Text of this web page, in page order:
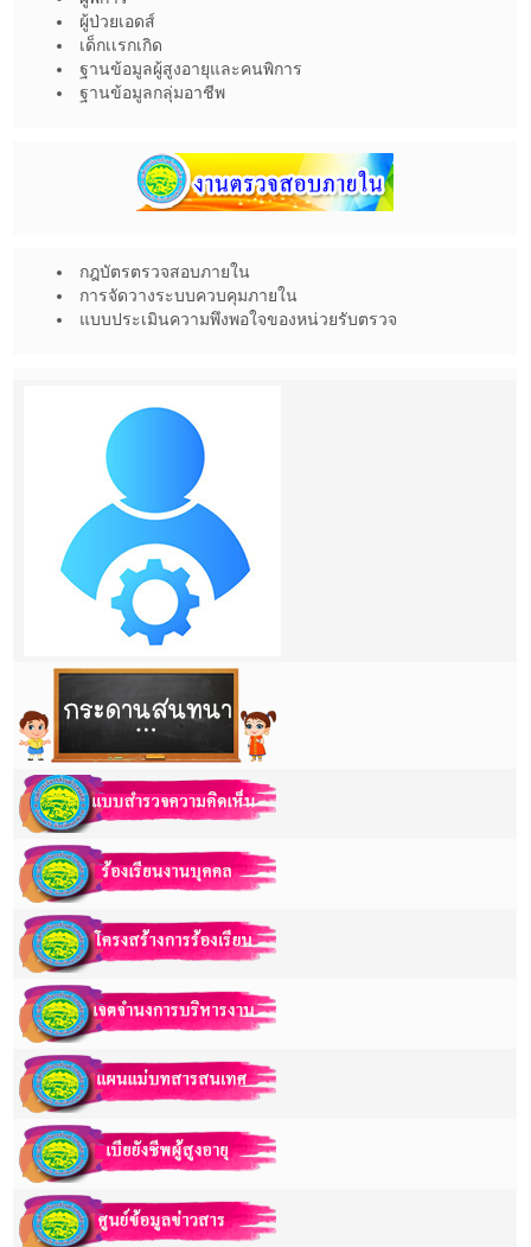
ผู้ป่วยเอดส์
เด็กเเรกเกิด
ฐานข้อมูลผู้สูงอายุและคนพิการ
ฐานข้อมูลกลุ่มอาชีพ
กฎบัตรตรวจสอบภายใน
การจัดวางระบบควบคุมภายใน
แบบประเมินความพึงพอใจของหน่วยรับตรวจ